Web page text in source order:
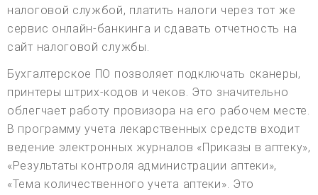
налоговой службой, платить налоги через тот же
сервис онлайн-банкинга и сдавать отчетность на
сайт налоговой службы.
Бухгалтерское ПО позволяет подключать сканеры,
принтеры штрих-кодов и чеков. Это значительно
облегчает работу провизора на его рабочем месте.
В программу учета лекарственных средств входит
ведение электронных журналов «Приказы в аптеку»,
«Результаты контроля администрации аптеки»,
«Тема количественного учета аптеки». Это